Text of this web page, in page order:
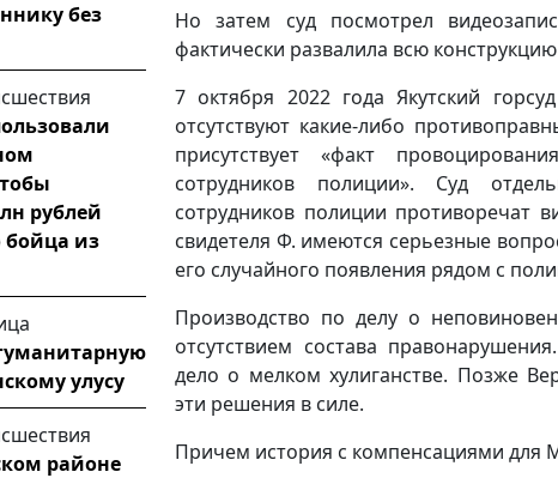
без
рублей
бойца из
улусу
районе
Но затем суд посмотрел
фактически развалила всю
7 октября 2022 года Якутский
отсутствуют какие-либо
присутствует «факт
сотрудников полиции». Суд
сотрудников полиции противоречат
свидетеля Ф. имеются серьезные
его случайного появления рядом с
Производство по делу о
отсутствием состава
дело о мелком хулиганстве. Позже
эти решения в силе.
Причем история с компенсациями для